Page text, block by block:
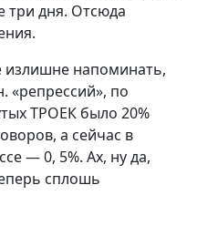
три дня. Отсюда
излишне напоминать,
«репрессий», по
ТРОЕК было 20%
а сейчас в
— 0, 5%. Ах, ну да,
сплошь